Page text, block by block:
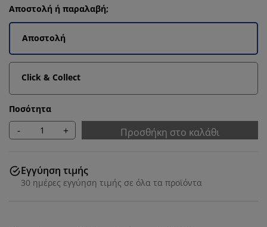
Αποστολή ή παραλαβή;
Αποστολή
Click & Collect
Ποσότητα
- + Προσθήκη στο καλάθι
Εγγύηση τιμής
30 ημέρες εγγύηση τιμής σε όλα τα προϊόντα